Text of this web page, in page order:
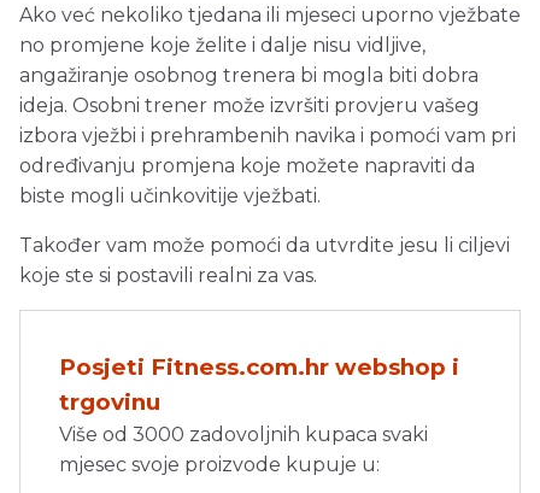
Ako već nekoliko tjedana ili mjeseci uporno vježbate
no promjene koje želite i dalje nisu vidljive,
angažiranje osobnog trenera bi mogla biti dobra
ideja. Osobni trener može izvršiti provjeru vašeg
izbora vježbi i prehrambenih navika i pomoći vam pri
određivanju promjena koje možete napraviti da
biste mogli učinkovitije vježbati.
Također vam može pomoći da utvrdite jesu li ciljevi
koje ste si postavili realni za vas.
Posjeti Fitness.com.hr webshop i
trgovinu
Više od 3000 zadovoljnih kupaca svaki
mjesec svoje proizvode kupuje u: